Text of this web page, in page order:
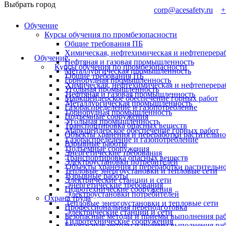
Обучение
Курсы обучения по промбезопасности
Общие требования ПБ
Химическая, нефтехимическая и
Нефтяная и газовая промышленность
Металлургическая промышленность
Горнорудная промышленность
Угольная промышленность
Маркшейдерское обеспечение горных работ
Газораспределение и газопотребление
Подъемные сооружения
Транспортировка опасных веществ
Объекты хранения и переработки
Взрывные работы
Энергетические требования
Электроустановки потребителей
Тепловые энергоустановки и тепловые сети
Электрические станции и сети
Гидротехнические сооружения
Охрана труда
Профессиональная переподготовка
Безопасные методы и приемы выполнения
Выбрать город
corp@acesafety.ru
Обучение
Курсы обучения по промбезопасности
Общие требования ПБ
Химическая, нефтехимическая и
Нефтяная и газовая промышленность
Металлургическая промышленность
Горнорудная промышленность
Угольная промышленность
Маркшейдерское обеспечение горных работ
Газораспределение и газопотребление
Подъемные сооружения
Транспортировка опасных веществ
Объекты хранения и переработки
Взрывные работы
Энергетические требования
Электроустановки потребителей
Тепловые энергоустановки и тепловые сети
Электрические станции и сети
Гидротехнические сооружения